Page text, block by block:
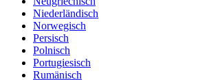
Niederländisch
Norwegisch
Persisch
Polnisch
Portugiesisch
Rumänisch